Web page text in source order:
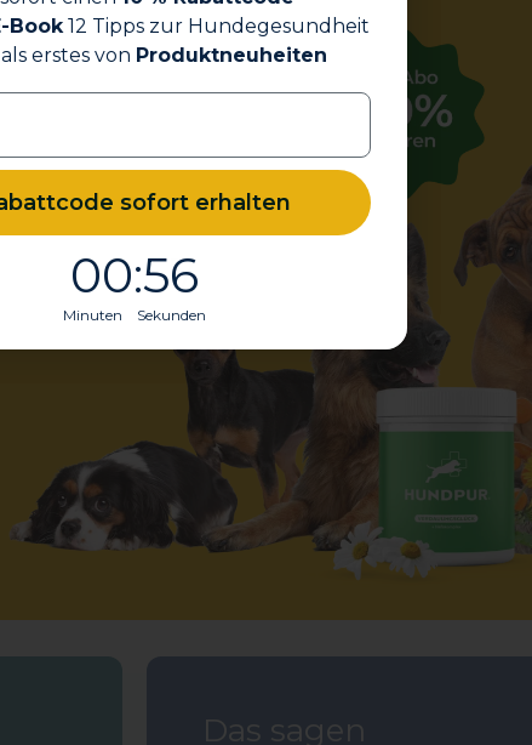
Das sagen
Book12 Tipps zur Hundegesundheit
erstes von Produktneuheiten
sofort erhalten
Countdown ends in:
0
00: 56
56
Minuten Sekunden
Book12 Tipps zur Hundegesundheit
erstes von Produktneuheiten
sofort erhalten
Countdown ends in:
0
00:55
55
Minuten Sekunden